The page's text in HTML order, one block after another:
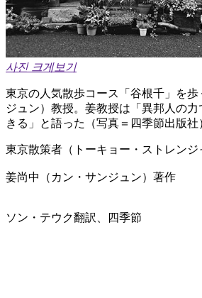
사진 크게보기
東京の人気散歩コース「谷根千」を
ジュン）教授。姜教授は「異邦人の
きる」と語った（写真＝四季節出版社
東京散策者（トーキョー・ストレンジ
姜尚中（カン・サンジュン）著作
ソン・テウク翻訳、四季節